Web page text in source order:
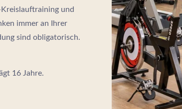
und
immer an Ihrer
sind obligatorisch.
16 Jahre.